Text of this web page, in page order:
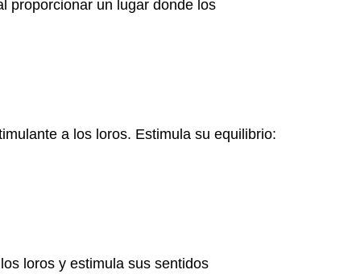
proporcionar un lugar donde los
a los loros. Estimula su equilibrio:
loros y estimula sus sentidos